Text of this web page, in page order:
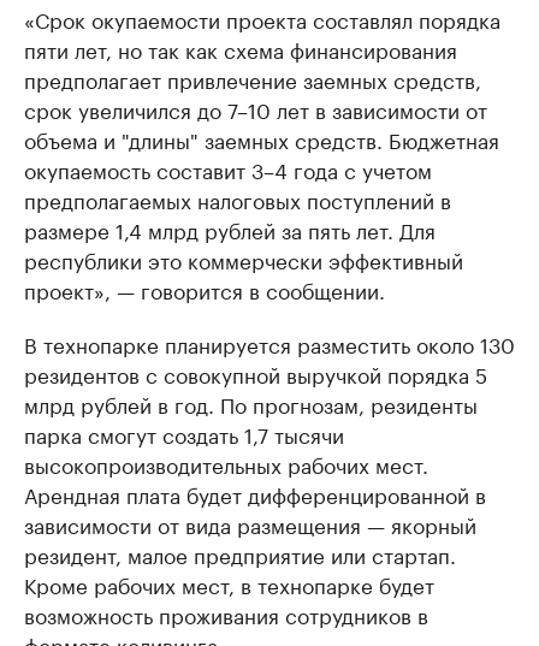
«Срок окупаемости проекта составлял порядка
пяти лет, но так как схема финансирования
предполагает привлечение заемных средств,
срок увеличился до 7–10 лет в зависимости от
объема и "длины" заемных средств. Бюджетная
окупаемость составит 3–4 года с учетом
предполагаемых налоговых поступлений в
размере 1,4 млрд рублей за пять лет. Для
республики это коммерчески эффективный
проект», — говорится в сообщении.
В технопарке планируется разместить около 130
резидентов с совокупной выручкой порядка 5
млрд рублей в год. По прогнозам, резиденты
парка смогут создать 1,7 тысячи
высокопроизводительных рабочих мест.
Арендная плата будет дифференцированной в
зависимости от вида размещения — якорный
резидент, малое предприятие или стартап.
Кроме рабочих мест, в технопарке будет
возможность проживания сотрудников в